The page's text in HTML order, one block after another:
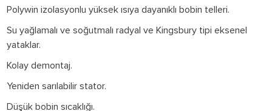
Polywin izolasyonlu yüksek ısıya dayanıklı bobin telleri.
Su yağlamalı ve soğutmalı radyal ve Kingsbury tipi eksenel
yataklar.
Kolay demontaj.
Yeniden sarılabilir stator.
Düşük bobin sıcaklığı.